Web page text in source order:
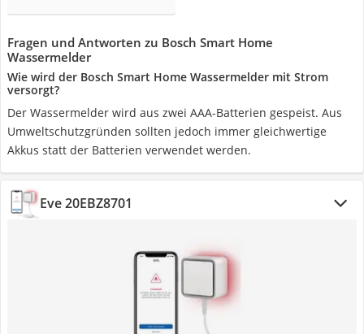
Fragen und Antworten zu Bosch Smart Home
Wassermelder
Wie wird der Bosch Smart Home Wassermelder mit Strom
versorgt?
Der Wassermelder wird aus zwei AAA-Batterien gespeist. Aus
Umweltschutzgründen sollten jedoch immer gleichwertige
Akkus statt der Batterien verwendet werden.
Eve 20EBZ8701